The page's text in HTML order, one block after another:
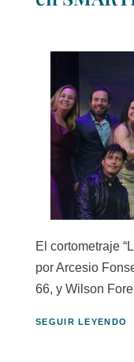
El cortometraje
por Arcesio
66, y Wilson
SEGUIR LEYENDO